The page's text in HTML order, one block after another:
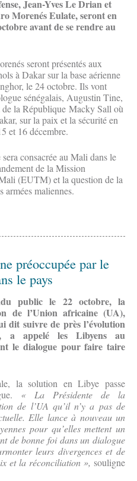
Jean-Yves Le Drian et
Morenés Eulate, seront en
avant de se rendre au
seront présentés aux
à Dakar sur la base aérienne
le 24 octobre. Ils vont
sénégalais, Augustin Tine,
la République Macky Sall où
sur la paix et la sécurité en
et 16 décembre.
consacrée au Mali dans le
de la Mission
(EUTM) et la question de la
armées maliennes.
préoccupée par le
le pays
public le 22 octobre, la
de l’Union africaine (UA),
dit suivre de près l’évolution
a appelé les Libyens au
le dialogue pour faire taire
la solution en Libye passe
« La Présidente de la
de l’UA qu’il n’y a pas de
Elle lance à nouveau un
pour qu’elles mettent un
de bonne foi dans un dialogue
leurs divergences et de
et la réconciliation », souligne